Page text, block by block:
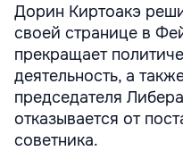
Дорин Киртоакэ
своей странице в
прекращает
деятельность, а
председателя
отказывается от
советника.